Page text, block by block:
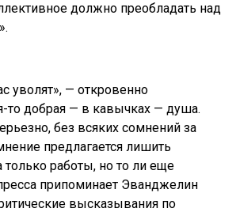
должно преобладать над
уволят», — откровенно
то добрая — в кавычках — душа.
без всяких сомнений за
предлагается лишить
только работы, но то ли еще
припоминает Эванджелин
высказывания по